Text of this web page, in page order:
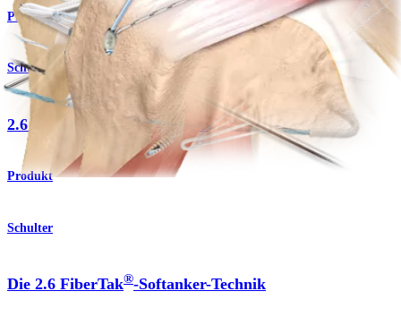
Produkt
Schulter
2.6 FiberTak -RC-Softanker
Produkt
Schulter
Die 2.6 FiberTak®-Softanker-Technik